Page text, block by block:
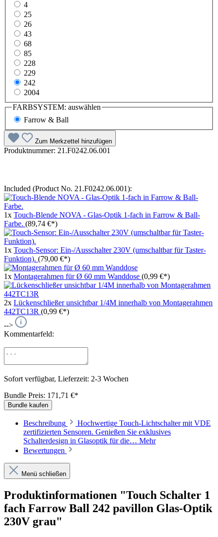
4
25
26
43
68
85
228
229
242
2004
FARBSYSTEM: auswählen
Farrow & Ball
Zum Merkzettel hinzufügen
Produktnummer: 21.F0242.06.001
Included (Product No. 21.F0242.06.001):
1x Touch-Blende NOVA - Glas-Optik 1-fach in Farrow & Ball-
Farbe. (89,74 €*)
1x Touch-Sensor: Ein-/Ausschalter 230V (umschaltbar für Taster-
Funktion). (79,00 €*)
1x Montagerahmen für Ø 60 mm Wanddose (0,99 €*)
2x Lückenschließer unsichtbar 1/4M innerhalb von Montagerahmen
442TC13R (0,99 €*)
-->
Kommentarfeld:
Sofort verfügbar, Lieferzeit: 2-3 Wochen
Bundle Preis: 171,71 €*
Bundle kaufen
Beschreibung
Hochwertige Touch-Lichtschalter mit VDE
zertifizierten Sensoren. Genießen Sie exklusives
Schalterdesign in Glasoptik für die… Mehr
Bewertungen
Menü schließen
Produktinformationen "Touch Schalter 1
fach Farrow Ball 242 pavillon Glas-Optik
230V grau"